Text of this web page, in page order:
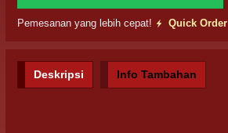
Pemesanan yang lebih cepat! Quick Order
Deskripsi Info Tambahan